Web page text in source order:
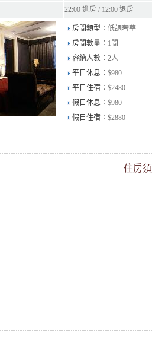
22:00 進房 / 12:00 退房
房間類型： 低調奢華
房間數量： 1間
容納人數： 2人
平日休息： $980
平日住宿： $2480
假日休息： $980
假日住宿： $2880
住房